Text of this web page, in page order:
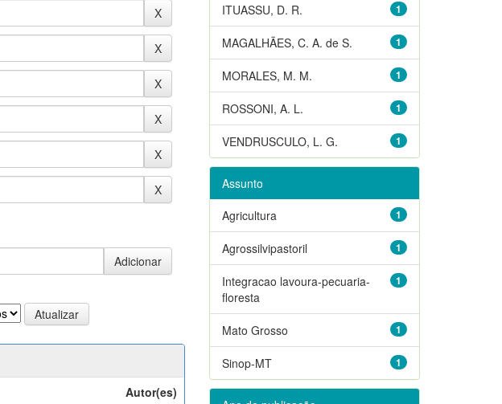
Autor(es)
1
ITUASSU, D. R.
1
MAGALHÃES, C. A. de S.
1
MORALES, M. M.
1
ROSSONI, A. L.
1
VENDRUSCULO, L. G.
Assunto
1
Agricultura
1
Agrossilvipastoril
1
Integracao lavoura-pecuaria-
floresta
1
Mato Grosso
1
Sinop-MT